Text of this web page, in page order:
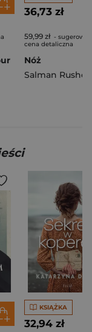
36,73 zł
59,99 zł -
cena detaliczna
Nóż
Salman
KSIĄŻKA
32,94 zł